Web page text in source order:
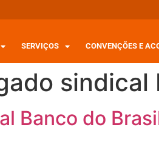
SERVIÇOS CONVENÇÕES E
sindical
Banco do